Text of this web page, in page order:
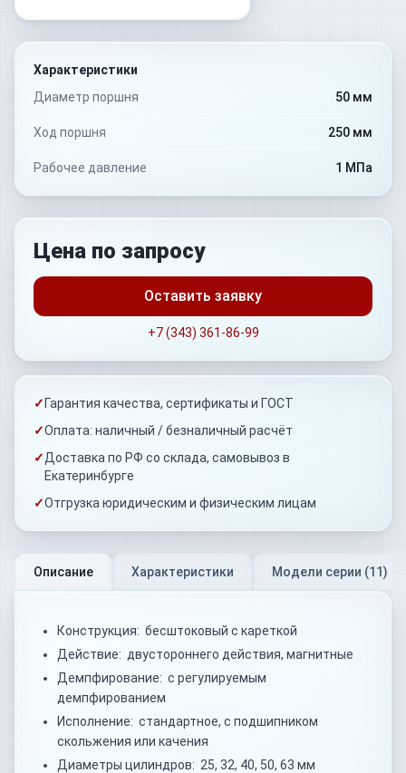
Характеристики
Диаметр поршня
50 мм
Ход поршня 250 мм
Рабочее давление 1 МПа
Цена по запросу
Оставить заявку
+7 (343) 361-86-99
✓ Гарантия качества, сертификаты и ГОСТ
✓Оплата: наличный / безналичный расчёт
✓Доставка по РФ со склада, самовывоз в
Екатеринбурге
✓Отгрузка юридическим и физическим лицам
Описание Характеристики Модели серии (11)
Конструкция: бесштоковый с кареткой
Действие: двустороннего действия, магнитные
Демпфирование: с регулируемым
демпфированием
Исполнение: стандартное, с подшипником
скольжения или качения
Диаметры цилиндров: 25, 32, 40, 50, 63 мм